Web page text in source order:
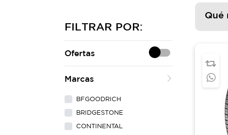
FILTRAR POR:
Ofertas
Marcas
BFGOODRICH
BRIDGESTONE
CONTINENTAL
Qué